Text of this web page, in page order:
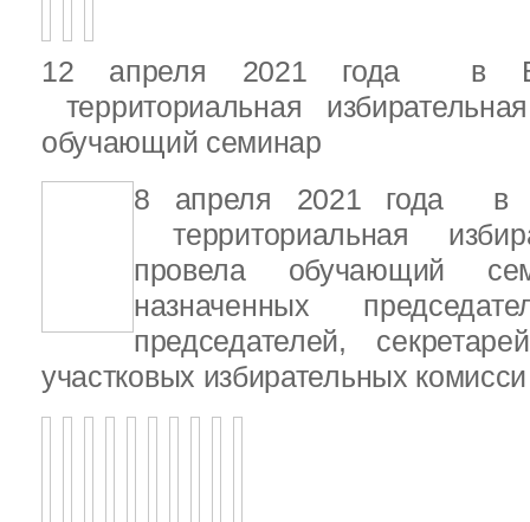
12 апреля 2021 года в
территориальная
обучающий семинар
8 апреля 2021 года в
территориальная
провела обучающий
назначенных
председателей,
участковых избирательных комисси